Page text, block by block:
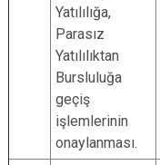
Yatılılığa,
Parasız
Yatılılıktan
Bursluluğa
geçiş
işlemlerinin
onaylanması.